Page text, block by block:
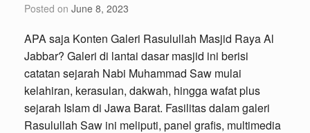
Posted on June 8, 2023
APA saja Konten Galeri Rasulullah Masjid Raya Al
Jabbar? Galeri di lantai dasar masjid ini berisi
catatan sejarah Nabi Muhammad Saw mulai
kelahiran, kerasulan, dakwah, hingga wafat plus
sejarah Islam di Jawa Barat. Fasilitas dalam galeri
Rasulullah Saw ini meliputi, panel grafis, multimedia